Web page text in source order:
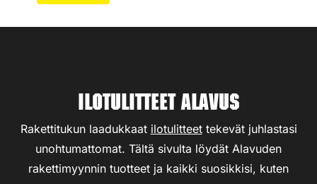
Ilotulitteet Alavus
Rakettitukun laadukkaat ilotulitteettekevät juhlastasi
unohtumattomat. Tältä sivulta löydät Alavuden
rakettimyynnin tuotteet ja kaikki suosikkisi, kuten